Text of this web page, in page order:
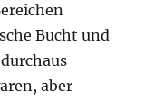
Bucht und
aber